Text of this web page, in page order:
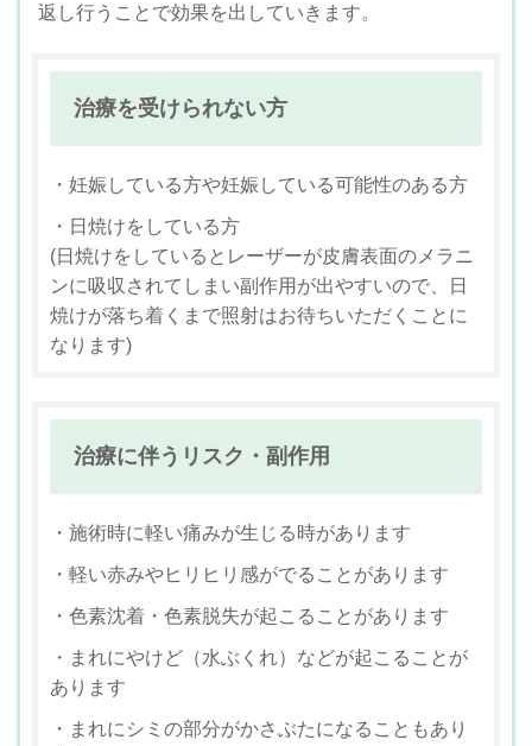
返し行うことで効果を出していきます。
治療を受けられない方
・妊娠している方や妊娠している可能性のある方
・日焼けをしている方
(日焼けをしているとレーザーが皮膚表面のメラニ
ンに吸収されてしまい副作用が出やすいので、日
焼けが落ち着くまで照射はお待ちいただくことに
なります)
治療に伴うリスク・副作用
・施術時に軽い痛みが生じる時があります
・軽い赤みやヒリヒリ感がでることがあります
・色素沈着・色素脱失が起こることがあります
・まれにやけど（水ぶくれ）などが起こることが
あります
・まれにシミの部分がかさぶたになることもあり